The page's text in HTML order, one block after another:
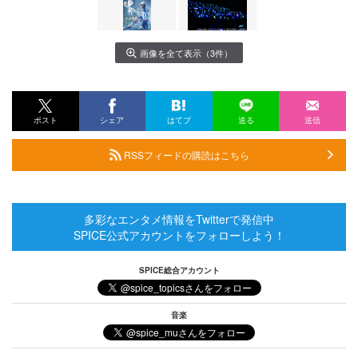
画像を全て表示（3件）
ポスト シェア はてブ 送る 送信
RSSフィードの購読はこちら
多彩なエンタメ情報をTwitterで発信中
SPICE公式アカウントをフォローしよう！
SPICE総合アカウント
音楽